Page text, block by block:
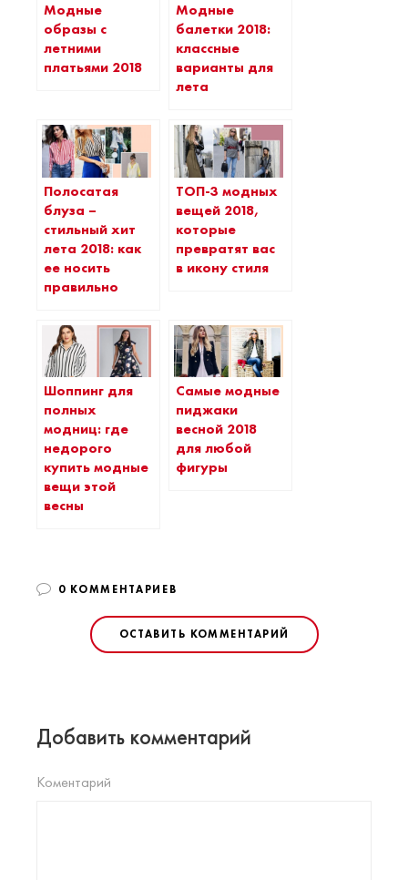
Модные
образы с
летними
платьями 2018
Модные
балетки 2018:
классные
варианты для
лета
Полосатая
блуза –
стильный хит
лета 2018: как
ее носить
правильно
ТОП-3 модных
вещей 2018,
которые
превратят вас
в икону стиля
Шоппинг для
полных
модниц: где
недорого
купить модные
вещи этой
весны
Самые модные
пиджаки
весной 2018
для любой
фигуры
0 КОММЕНТАРИЕВ
ОСТАВИТЬ КОММЕНТАРИЙ
Добавить комментарий
Коментарий